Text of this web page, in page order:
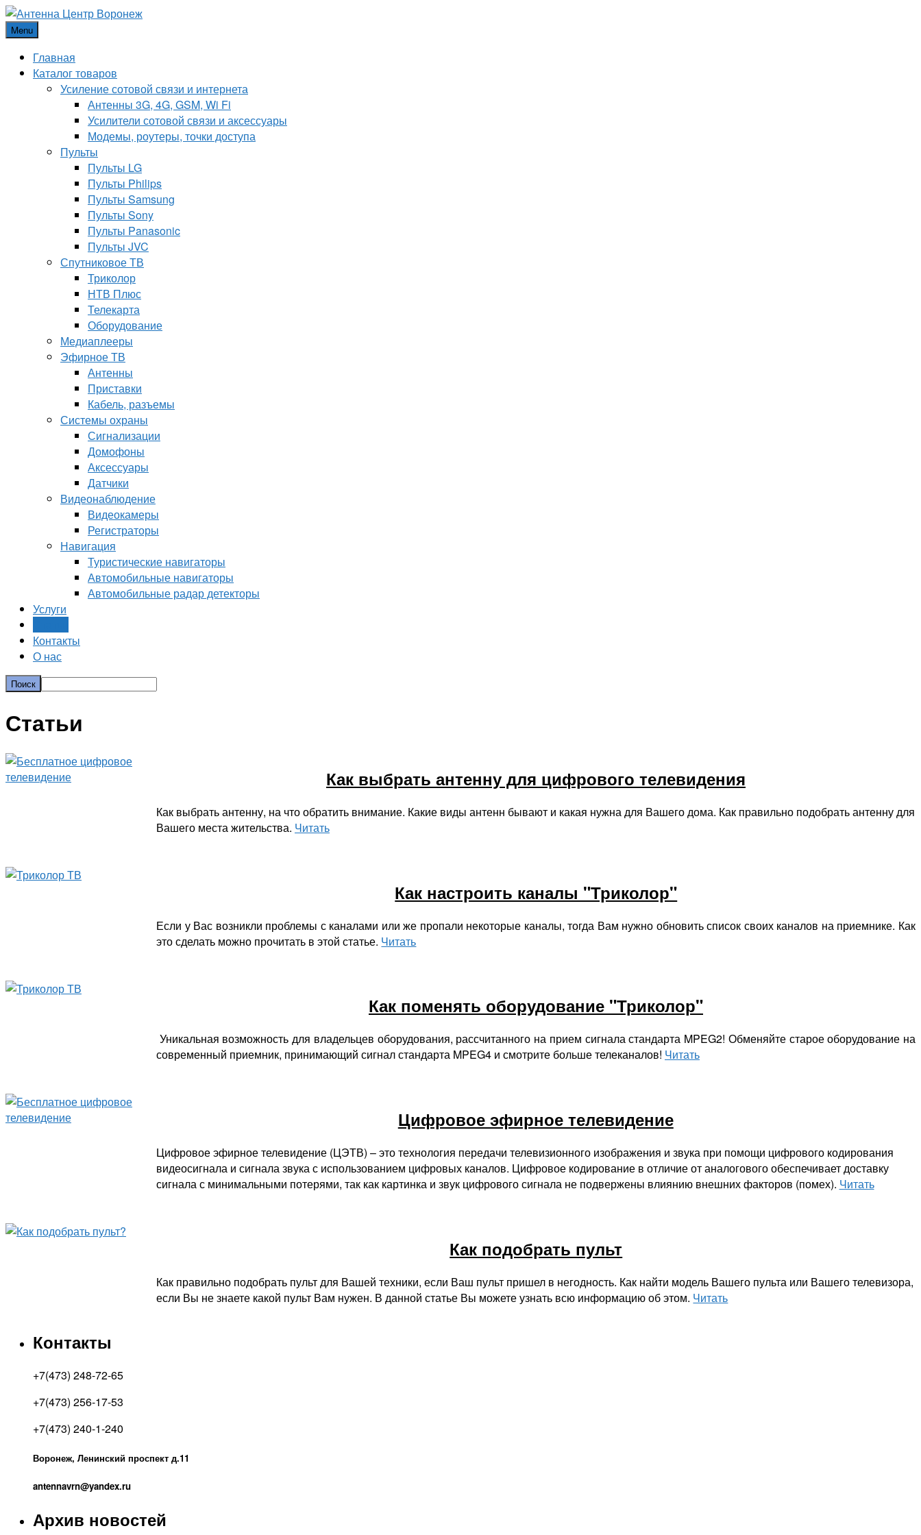
Menu
Главная
Каталог товаров
Усиление сотовой связи и интернета
Антенны 3G, 4G, GSM, Wi Fi
Усилители сотовой связи и аксессуары
Модемы, роутеры, точки доступа
Пульты
Пульты LG
Пульты Philips
Пульты Samsung
Пульты Sony
Пульты Panasonic
Пульты JVC
Спутниковое ТВ
Триколор
НТВ Плюс
Телекарта
Оборудование
Медиаплееры
Эфирное ТВ
Антенны
Приставки
Кабель, разъемы
Системы охраны
Сигнализации
Домофоны
Аксессуары
Датчики
Видеонаблюдение
Видеокамеры
Регистраторы
Навигация
Туристические навигаторы
Автомобильные навигаторы
Автомобильные радар детекторы
Услуги
Контакты
О нас
Статьи
Как выбрать антенну для цифрового телевидения
Как выбрать антенну, на что обратить внимание. Какие виды антенн бывают и какая нужна для Вашего дома. Как правильно подобрать антенну для
Вашего места жительства. Читать
Как настроить каналы "Триколор"
Если у Вас возникли проблемы с каналами или же пропали некоторые каналы, тогда Вам нужно обновить список своих каналов на приемнике. Как
это сделать можно прочитать в этой статье. Читать
Как поменять оборудование "Триколор"
Уникальная возможность для владельцев оборудования, рассчитанного на прием сигнала стандарта MPEG2! Обменяйте старое оборудование на
современный приемник, принимающий сигнал стандарта MPEG4 и смотрите больше телеканалов! Читать
Цифровое эфирное телевидение
Цифровое эфирное телевидение (ЦЭТВ) – это технология передачи телевизионного изображения и звука при помощи цифрового кодирования
видеосигнала и сигнала звука с использованием цифровых каналов. Цифровое кодирование в отличие от аналогового обеспечивает доставку
сигнала с минимальными потерями, так как картинка и звук цифрового сигнала не подвержены влиянию внешних факторов (помех). Читать
Как подобрать пульт
Как правильно подобрать пульт для Вашей техники, если Ваш пульт пришел в негодность. Как найти модель Вашего пульта или Вашего телевизора,
если Вы не знаете какой пульт Вам нужен. В данной статье Вы можете узнать всю информацию об этом. Читать
Контакты
+7(473) 248-72-65
+7(473) 256-17-53
+7(473) 240-1-240
Воронеж, Ленинский проспект д.11
antennavrn@yandex.ru
Архив новостей